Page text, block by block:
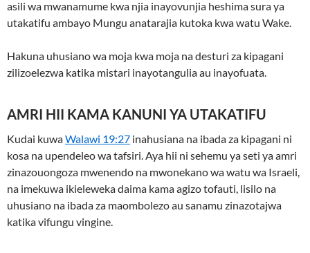
asili wa mwanamume kwa njia inayovunjia heshima sura ya
utakatifu ambayo Mungu anatarajia kutoka kwa watu Wake.
Hakuna uhusiano wa moja kwa moja na desturi za kipagani
zilizoelezwa katika mistari inayotangulia au inayofuata.
AMRI HII KAMA KANUNI YA UTAKATIFU
Kudai kuwaWalawi 19:27 inahusiana na ibada za kipagani ni
kosa na upendeleo wa tafsiri. Aya hii ni sehemu ya seti ya amri
zinazouongoza mwenendo na mwonekano wa watu wa Israeli,
na imekuwa ikieleweka daima kama agizo tofauti, lisilo na
uhusiano na ibada za maombolezo au sanamu zinazotajwa
katika vifungu vingine.